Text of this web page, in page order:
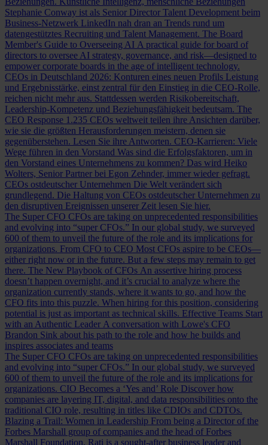
Stephanie Conway ist als Senior Director Talent Development beim
Business-Netzwerk LinkedIn nah dran an Trends rund um
datengestütztes Recruiting und Talent Management. The Board
Member's Guide to Overseeing AI A practical guide for board of
directors to oversee AI strategy, governance, and risk—designed to
empower corporate boards in the age of intelligent technology.
CEOs in Deutschland 2026: Konturen eines neuen Profils Leistung
und Ergebnisstärke, einst zentral für den Einstieg in die CEO-Rolle,
reichen nicht mehr aus. Stattdessen werden Risikobereitschaft,
Leadership-Kompetenz und Beziehungsfähigkeit bedeutsam. The
CEO Response 1.235 CEOs weltweit teilen ihre Ansichten darüber,
wie sie die größten Herausforderungen meistern, denen sie
gegenüberstehen. Lesen Sie ihre Antworten. CEO-Karrieren: Viele
Wege führen in den Vorstand Was sind die Erfolgsfaktoren, um in
den Vorstand eines Unternehmens zu kommen? Das wird Heiko
Wolters, Senior Partner bei Egon Zehnder, immer wieder gefragt.
CEOs ostdeutscher Unternehmen Die Welt verändert sich
grundlegend. Die Haltung von CEOs ostdeutscher Unternehmen zu
den disruptiven Ereignissen unserer Zeit lesen Sie hier.
The Super CFO CFOs are taking on unprecedented responsibilities
and evolving into “super CFOs.” In our global study, we surveyed
600 of them to unveil the future of the role and its implications for
organizations. From CFO to CEO Most CFOs aspire to be CEOs—
either right now or in the future. But a few steps may remain to get
there. The New Playbook of CFOs An assertive hiring process
doesn’t happen overnight, and it’s crucial to analyze where the
organization currently stands, where it wants to go, and how the
CFO fits into this puzzle. When hiring for this position, considering
potential is just as important as technical skills. Effective Teams Start
with an Authentic Leader A conversation with Lowe's CFO
Brandon Sink about his path to the role and how he builds and
inspires associates and teams
The Super CFO CFOs are taking on unprecedented responsibilities
and evolving into “super CFOs.” In our global study, we surveyed
600 of them to unveil the future of the role and its implications for
organizations. CIO Becomes a ‘Yes and’ Role Discover how
companies are layering IT, digital, and data responsibilities onto the
traditional CIO role, resulting in titles like CDIOs and CDTOs.
Blazing a Trail: Women in Leadership From being a Director of the
Forbes Marshall group of companies and the head of Forbes
Marshall Foundation, Rati is a sought-after business leader and